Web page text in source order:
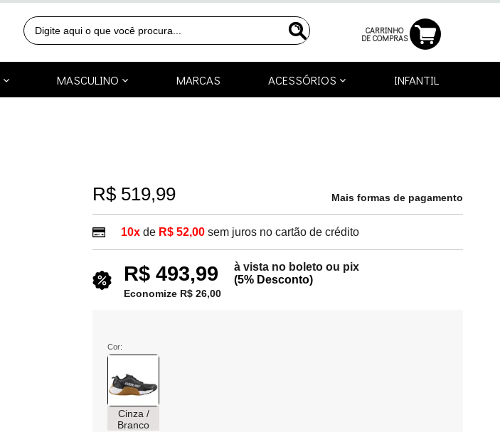
CARRINHO
DE COMPRAS
MASCULINO MARCAS ACESSÓRIOS INFANTIL
R$ 519,99 Mais formas de pagamento
10x de R$ 52,00 sem juros no cartão de crédito
R$ 493,99
à vista no boleto ou pix
(5% Desconto)
Economize R$ 26,00
Cor:
Cinza /
Branco